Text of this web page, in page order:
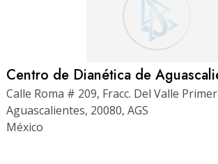
Centro de Dianética de
Calle Roma # 209, Fracc. Del Valle
Aguascalientes, 20080, AGS
México